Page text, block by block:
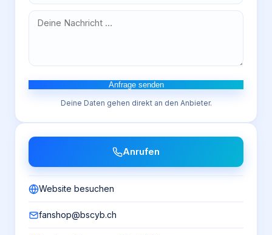
Anfrage senden
Deine Daten gehen direkt an den Anbieter.
Anrufen
Website besuchen
fanshop@bscyb.ch